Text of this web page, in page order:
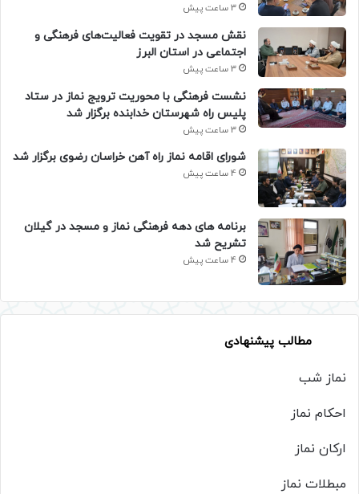
3 ساعت پیش
نقش مسجد در تقویت فعالیت‌های فرهنگی و
اجتماعی در استان البرز
3 ساعت پیش
نشست فرهنگی با محوریت ترویج نماز در ستاد
پلیس راه شهرستان خدابنده برگزار شد
3 ساعت پیش
شورای اقامه نماز راه آهن خراسان رضوی برگزار شد
4 ساعت پیش
برنامه های دهه فرهنگی نماز و مسجد در گیلان
تشریح شد
4 ساعت پیش
مطالب پیشنهادی
نماز شب
احکام نماز
ارکان نماز
مبطلات نماز